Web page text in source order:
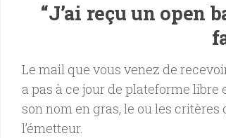
“J’ai reçu un open
Le mail que vous venez de
a pas à ce jour de plateforme libre
son nom en gras, le ou les
l’émetteur.